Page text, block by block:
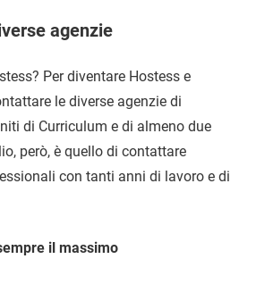
agenzie
Per diventare Hostess e
le diverse agenzie di
di Curriculum e di almeno due
però, è quello di contattare
con tanti anni di lavoro e di
il massimo